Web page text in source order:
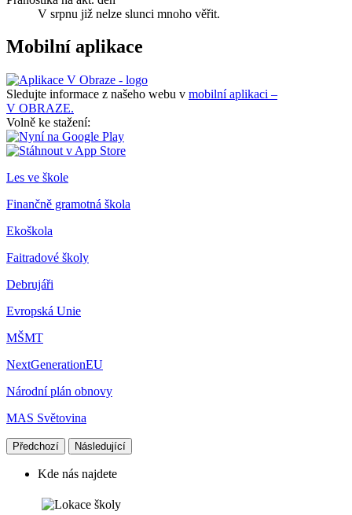
V srpnu již nelze slunci mnoho věřit.
Mobilní aplikace
Sledujte informace z našeho webu v mobilní aplikaci –
V OBRAZE.
Volně ke stažení:
Les ve škole
Finančně gramotná škola
Ekoškola
Faitradové školy
Debrujáři
Evropská Unie
MŠMT
NextGenerationEU
Národní plán obnovy
MAS Světovina
Předchozí Následující
Kde nás najdete